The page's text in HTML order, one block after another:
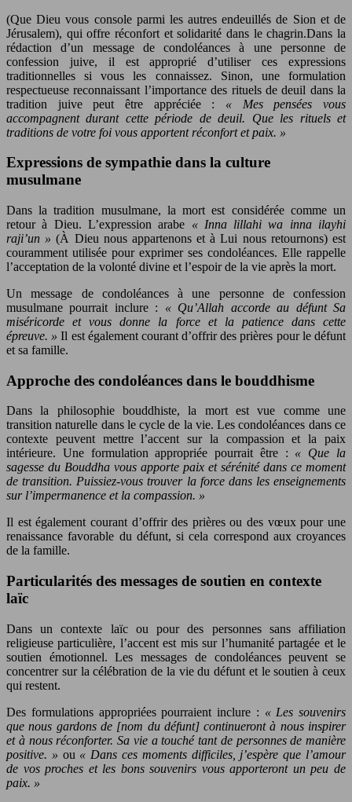
(Que Dieu vous console parmi les autres endeuillés de Sion et de
Jérusalem), qui offre réconfort et solidarité dans le chagrin.Dans la
rédaction d’un message de condoléances à une personne de
confession juive, il est approprié d’utiliser ces expressions
traditionnelles si vous les connaissez. Sinon, une formulation
respectueuse reconnaissant l’importance des rituels de deuil dans la
tradition juive peut être appréciée : « Mes pensées vous
accompagnent durant cette période de deuil. Que les rituels et
traditions de votre foi vous apportent réconfort et paix. »
Expressions de sympathie dans la culture
musulmane
Dans la tradition musulmane, la mort est considérée comme un
retour à Dieu. L’expression arabe « Inna lillahi wa inna ilayhi
raji’un » (À Dieu nous appartenons et à Lui nous retournons) est
couramment utilisée pour exprimer ses condoléances. Elle rappelle
l’acceptation de la volonté divine et l’espoir de la vie après la mort.
Un message de condoléances à une personne de confession
musulmane pourrait inclure : « Qu’Allah accorde au défunt Sa
miséricorde et vous donne la force et la patience dans cette
épreuve. » Il est également courant d’offrir des prières pour le défunt
et sa famille.
Approche des condoléances dans le bouddhisme
Dans la philosophie bouddhiste, la mort est vue comme une
transition naturelle dans le cycle de la vie. Les condoléances dans ce
contexte peuvent mettre l’accent sur la compassion et la paix
intérieure. Une formulation appropriée pourrait être : « Que la
sagesse du Bouddha vous apporte paix et sérénité dans ce moment
de transition. Puissiez-vous trouver la force dans les enseignements
sur l’impermanence et la compassion. »
Il est également courant d’offrir des prières ou des vœux pour une
renaissance favorable du défunt, si cela correspond aux croyances
de la famille.
Particularités des messages de soutien en contexte
laïc
Dans un contexte laïc ou pour des personnes sans affiliation
religieuse particulière, l’accent est mis sur l’humanité partagée et le
soutien émotionnel. Les messages de condoléances peuvent se
concentrer sur la célébration de la vie du défunt et le soutien à ceux
qui restent.
Des formulations appropriées pourraient inclure : « Les souvenirs
que nous gardons de [nom du défunt] continueront à nous inspirer
et à nous réconforter. Sa vie a touché tant de personnes de manière
positive. » ou « Dans ces moments difficiles, j’espère que l’amour
de vos proches et les bons souvenirs vous apporteront un peu de
paix. »